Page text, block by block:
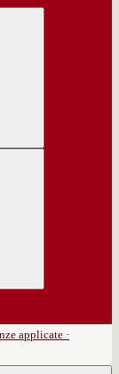
applicate ·